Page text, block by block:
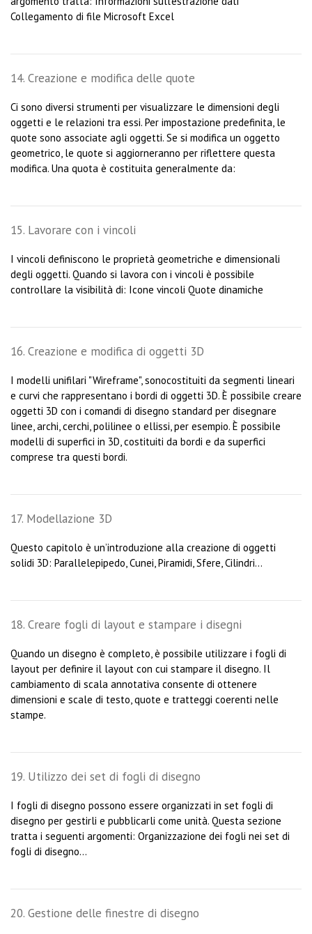
Collegamento di file Microsoft Excel
14. Creazione e modifica delle quote
Ci sono diversi strumenti per visualizzare le dimensioni degli
oggetti e le relazioni tra essi. Per impostazione predefinita, le
quote sono associate agli oggetti. Se si modifica un oggetto
geometrico, le quote si aggiorneranno per riflettere questa
modifica. Una quota è costituita generalmente da:
15. Lavorare con i vincoli
I vincoli definiscono le proprietà geometriche e dimensionali
degli oggetti. Quando si lavora con i vincoli è possibile
controllare la visibilità di: Icone vincoli Quote dinamiche
16. Creazione e modifica di oggetti 3D
I modelli unifilari "Wireframe", sonocostituiti da segmenti lineari
e curvi che rappresentano i bordi di oggetti 3D. È possibile creare
oggetti 3D con i comandi di disegno standard per disegnare
linee, archi, cerchi, polilinee o ellissi, per esempio. È possibile
modelli di superfici in 3D, costituiti da bordi e da superfici
comprese tra questi bordi.
17. Modellazione 3D
Questo capitolo è un’introduzione alla creazione di oggetti
solidi 3D: Parallelepipedo, Cunei, Piramidi, Sfere, Cilindri...
18. Creare fogli di layout e stampare i disegni
Quando un disegno è completo, è possibile utilizzare i fogli di
layout per definire il layout con cui stampare il disegno. Il
cambiamento di scala annotativa consente di ottenere
dimensioni e scale di testo, quote e tratteggi coerenti nelle
stampe.
19. Utilizzo dei set di fogli di disegno
I fogli di disegno possono essere organizzati in set fogli di
disegno per gestirli e pubblicarli come unità. Questa sezione
tratta i seguenti argomenti: Organizzazione dei fogli nei set di
fogli di disegno...
20. Gestione delle finestre di disegno